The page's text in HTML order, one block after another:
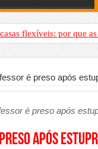
flexíveis: por que
VPS: como saber a
empresa de transfer
trabalhadores
ganha força no Brasil
é preso após
é preso após
após